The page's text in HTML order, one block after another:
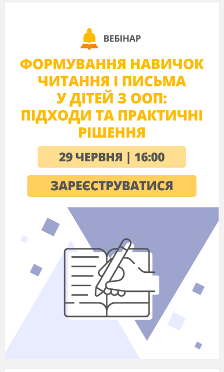
(дрімучий ліс,
дерева біля дома
бабусі), їх
емоційний стан
(хвороба,
відвага);
розвивати
вміння довільно
розслабляти
м’язи для зняття
тілесних
бар’єрів;
поповнювати
іменниками та
прикметниками
за змістом
заняття.
Програмний
методи